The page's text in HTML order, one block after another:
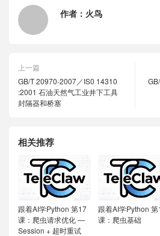
作者： 火鸟
上一篇
GB/T 20970-2007／IS0 14310
:2001 石油天然气工业井下工具
封隔器和桥塞
相关推荐
跟着AI学Python 第17
课：爬虫请求优化 —
Session + 超时重试
跟着AI学Python第
课：爬虫基础